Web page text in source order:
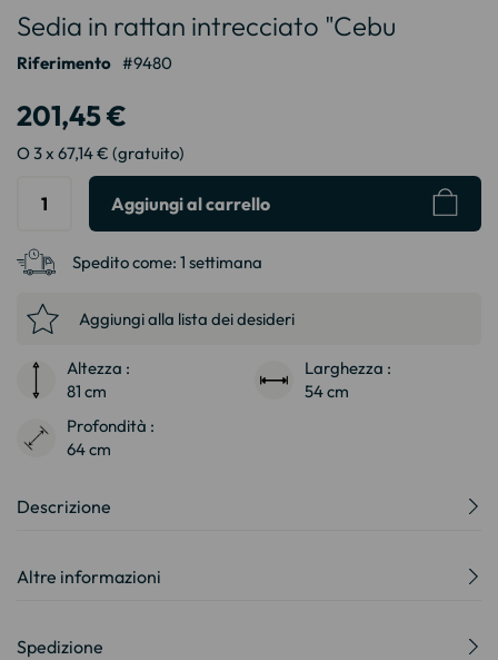
all'inizio
galleria
immagini
Sedia in rattan intrecciato "Cebu
Riferimento 9480
201,45 €
O 3 x 67,14 € (gratuito)
Aggiungi al carrello
Spedito come: 1 settimana
Aggiungi alla lista dei desideri
Altezza :
81 cm
Larghezza :
54 cm
Profondità :
64 cm
Descrizione
Altre informazioni
Spedizione